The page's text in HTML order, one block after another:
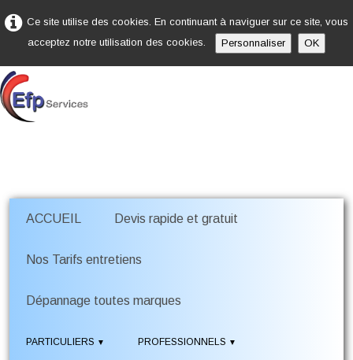
Ce site utilise des cookies. En continuant à naviguer sur ce site, vous
acceptez notre utilisation des cookies.
Personnaliser OK
ACCUEIL Devis rapide et gratuit
Nos Tarifs entretiens
Dépannage toutes marques
PARTICULIERS ▼ PROFESSIONNELS ▼